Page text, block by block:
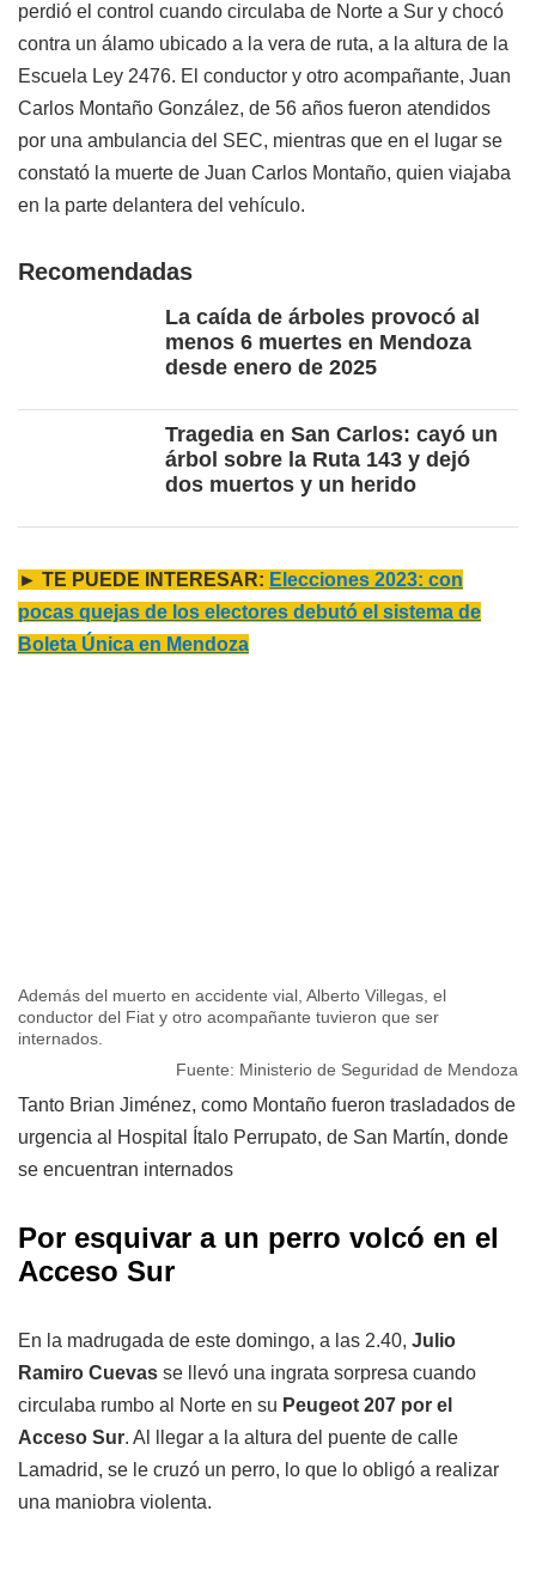
perdió el control cuando circulaba de Norte a Sur y chocó
contra un álamo ubicado a la vera de ruta, a la altura de la
Escuela Ley 2476. El conductor y otro acompañante, Juan
Carlos Montaño González, de 56 años fueron atendidos
por una ambulancia del SEC, mientras que en el lugar se
constató la muerte de Juan Carlos Montaño, quien viajaba
en la parte delantera del vehículo.
Recomendadas
La caída de árboles provocó al
menos 6 muertes en Mendoza
desde enero de 2025
Tragedia en San Carlos: cayó un
árbol sobre la Ruta 143 y dejó
dos muertos y un herido
► TE PUEDE INTERESAR: Elecciones 2023: con
pocas quejas de los electores debutó el sistema de
Boleta Única en Mendoza
Además del muerto en accidente vial, Alberto Villegas, el
conductor del Fiat y otro acompañante tuvieron que ser
internados.
Fuente: Ministerio de Seguridad de Mendoza
Tanto Brian Jiménez, como Montaño fueron trasladados de
urgencia al Hospital Ítalo Perrupato, de San Martín, donde
se encuentran internados
Por esquivar a un perro volcó en el
Acceso Sur
En la madrugada de este domingo, a las 2.40, Julio
Ramiro Cuevas se llevó una ingrata sorpresa cuando
circulaba rumbo al Norte en su Peugeot 207 por el
Acceso Sur. Al llegar a la altura del puente de calle
Lamadrid, se le cruzó un perro, lo que lo obligó a realizar
una maniobra violenta.